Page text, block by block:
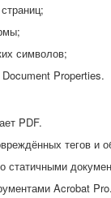
символов;
Properties.
PDF.
тегов и
статичными
Acrobat Pro.